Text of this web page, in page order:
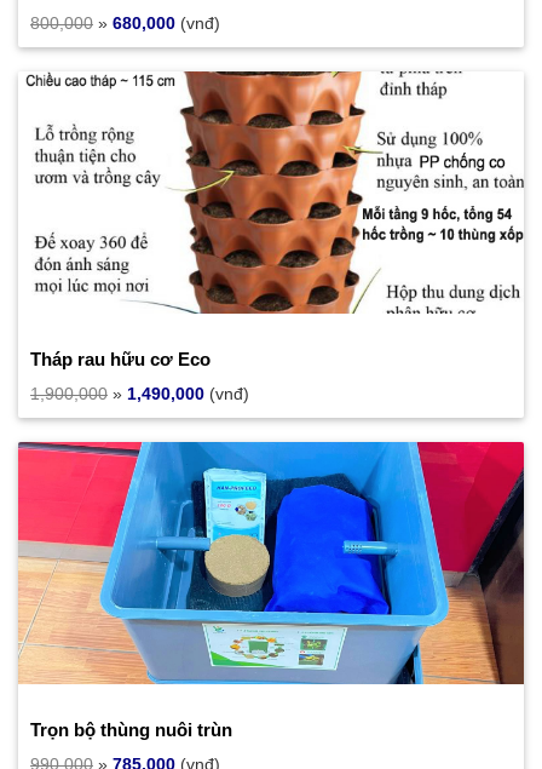
800,000 » 680,000 (vnđ)
Tháp rau hữu cơ Eco
1,900,000 » 1,490,000 (vnđ)
Trọn bộ thùng nuôi trùn
990,000 » 785,000 (vnđ)